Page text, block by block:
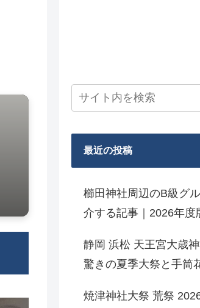
最近の投稿
櫛田神社周辺のB級グ
介する記事｜2026年度
静岡 浜松 天王宮大歳
驚きの夏季大祭と手筒
焼津神社大祭 荒祭